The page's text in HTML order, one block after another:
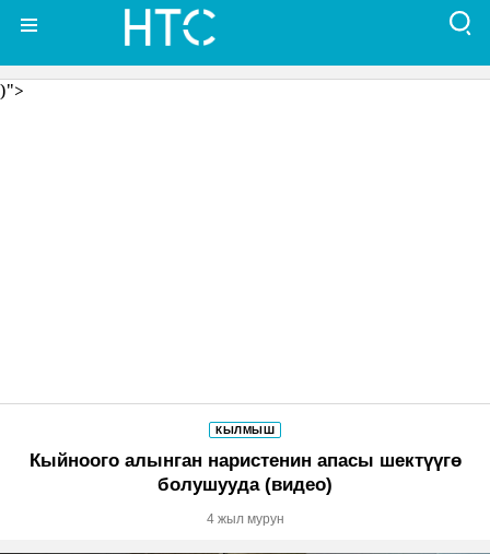
)">
КЫЛМЫШ
Кыйноого алынган наристенин апасы шектүүгө
болушууда (видео)
4 жыл мурун